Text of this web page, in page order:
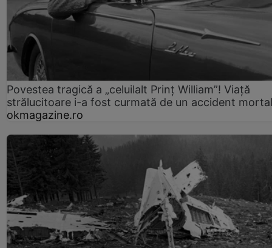
Povestea tragică a „celuilalt Prinț William”! Viață
strălucitoare i-a fost curmată de un accident mortal
okmagazine.ro